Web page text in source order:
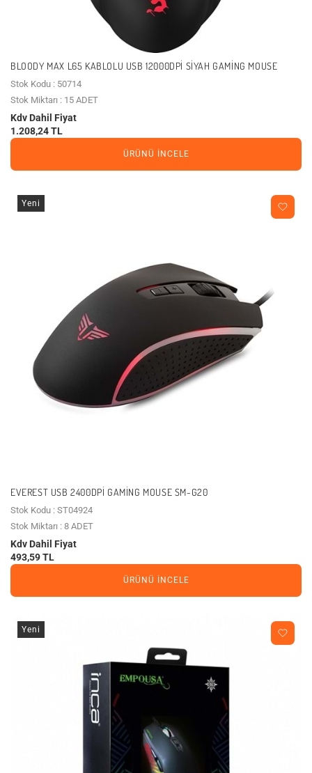
BLOODY MAX L65 KABLOLU USB 12000DPI SIYAH GAMING MOUSE
Stok Kodu : 50714
Stok Miktarı : 15 ADET
Kdv Dahil Fiyat
1.208,24 TL
ÜRÜNÜ İNCELE
Yeni
EVEREST USB 2400DPI GAMING MOUSE SM-G20
Stok Kodu : ST04924
Stok Miktarı : 8 ADET
Kdv Dahil Fiyat
493,59 TL
ÜRÜNÜ İNCELE
Yeni